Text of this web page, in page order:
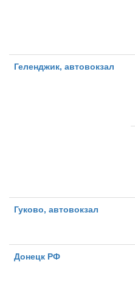
Геленджик, автовокзал
Гуково, автовокзал
Донецк РФ